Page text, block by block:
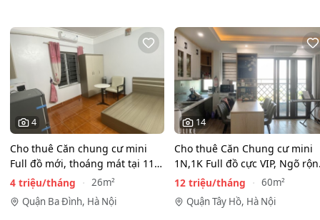
4
Cho thuê Căn chung cư mini
Full đồ mới, thoáng mát tại 116
Phan Kế Bính, Ba…
4 triệu/tháng
26m²
Quận Ba Đình, Hà Nội
14
Cho thuê Căn Chung cư mini
1N,1K Full đồ cực VIP, Ngõ
View toàn mặt hồ…
12 triệu/tháng
60m²
Quận Tây Hồ, Hà Nội